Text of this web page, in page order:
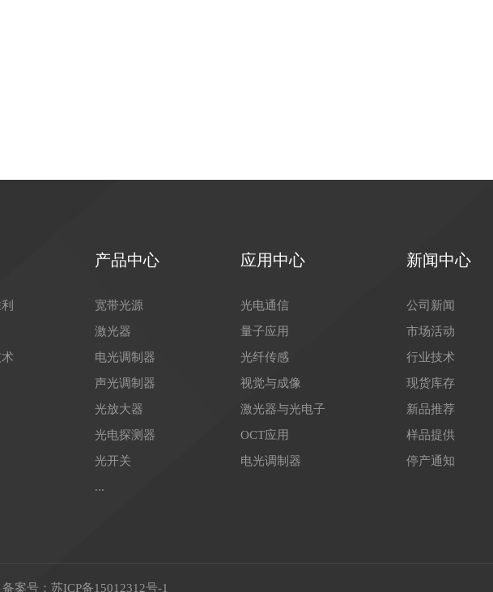
产品中心
宽带光源
激光器
电光调制器
声光调制器
光放大器
光电探测器
光开关
...
应用中心
光电通信
量子应用
光纤传感
视觉与成像
激光器与光电子
OCT应用
电光调制器
新闻中心
公司新闻
市场活动
行业技术
现货库存
新品推荐
样品提供
停产通知
案号： 苏ICP备15012312号-1